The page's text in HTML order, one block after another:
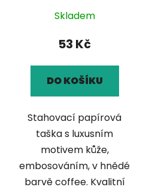
Skladem
53 Kč
DO KOŠÍKU
Stahovací papírová
taška s luxusním
motivem kůže,
embosováním, v hnědé
barvě coffee. Kvalitní